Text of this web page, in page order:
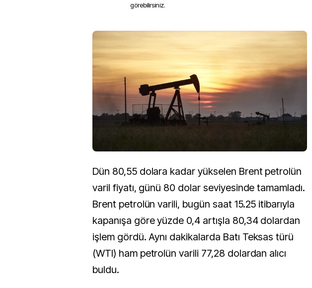
görebilirsiniz.
Dün 80,55 dolara kadar yükselen Brent petrolün
varil fiyatı, günü 80 dolar seviyesinde tamamladı.
Brent petrolün varili, bugün saat 15.25 itibarıyla
kapanışa göre yüzde 0,4 artışla 80,34 dolardan
işlem gördü. Aynı dakikalarda Batı Teksas türü
(WTI) ham petrolün varili 77,28 dolardan alıcı
buldu.